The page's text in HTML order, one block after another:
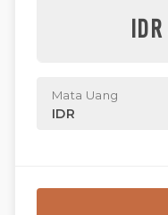
Mata Uang
IDR